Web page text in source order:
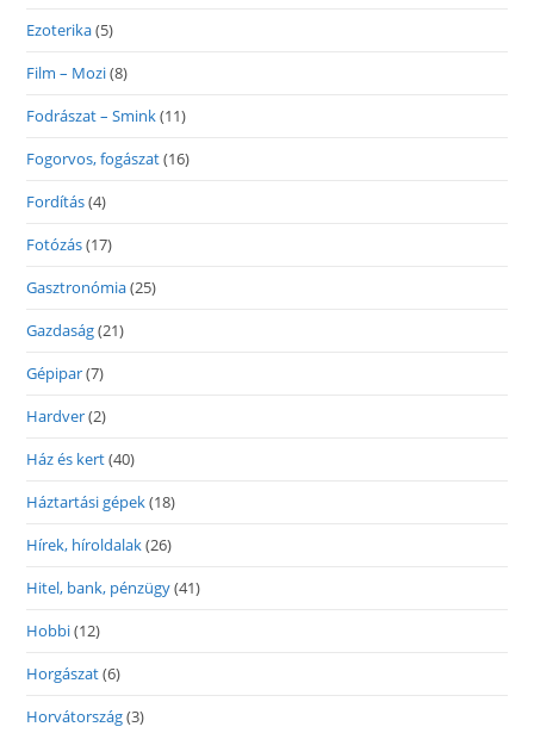
Ezoterika(5)
Film – Mozi(8)
Fodrászat – Smink(11)
Fogorvos, fogászat(16)
Fordítás(4)
Fotózás(17)
Gasztronómia(25)
Gazdaság(21)
Gépipar(7)
Hardver(2)
Ház és kert(40)
Háztartási gépek(18)
Hírek, híroldalak(26)
Hitel, bank, pénzügy(41)
Hobbi(12)
Horgászat(6)
Horvátország(3)